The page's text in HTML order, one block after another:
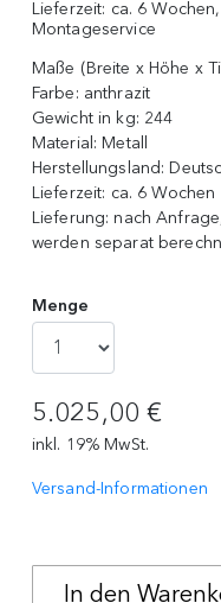
Lieferzeit: ca. 6
Montageservice
Maße (Breite x Höhe x
Farbe: anthrazit
Gewicht in kg: 244
Material: Metall
Herstellungsland:
Lieferzeit: ca. 6 Wochen
Lieferung:nach
werden separat
Menge
5.025,00 €
inkl. 19% MwSt.
Versand-Informationen